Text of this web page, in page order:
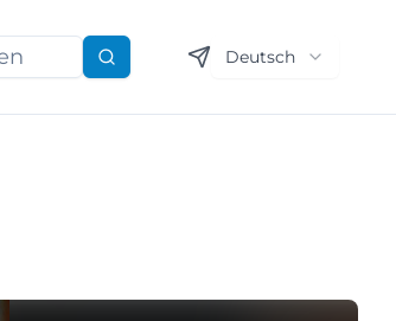
Suchen Deutsch